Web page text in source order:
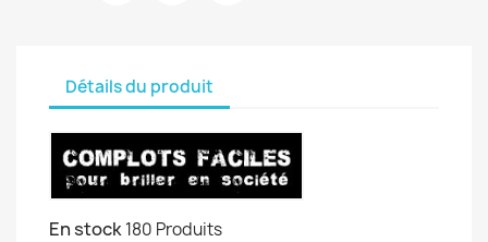
Détails du produit
En stock180 Produits